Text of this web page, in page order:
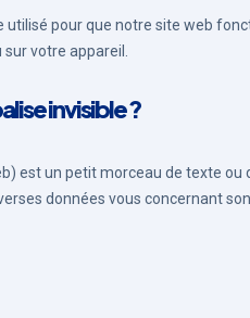
utilisé pour que notre site web
votre appareil.
invisible ?
est un petit morceau de texte
données vous concernant